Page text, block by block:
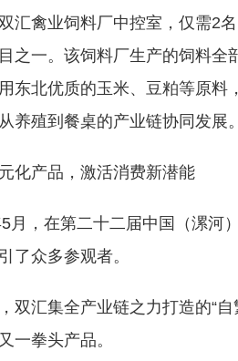
汇禽业饲料厂中控室，仅需2
之一。该饲料厂生产的饲料
东北优质的玉米、豆粕等原料
养殖到餐桌的产业链协同发展。
化产品，激活消费新潜能
月，在第二十二届中国（漯河
了众多参观者。
双汇集全产业链之力打造的“
一拳头产品。